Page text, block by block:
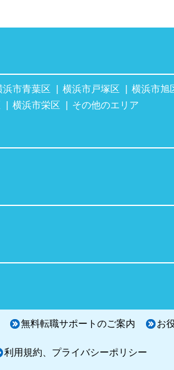
浜市青葉区 横浜市戸塚区
横浜市旭
横浜市栄区 その他のエリア
無料転職サポートのご案内 お
利用規約、プライバシーポリシー